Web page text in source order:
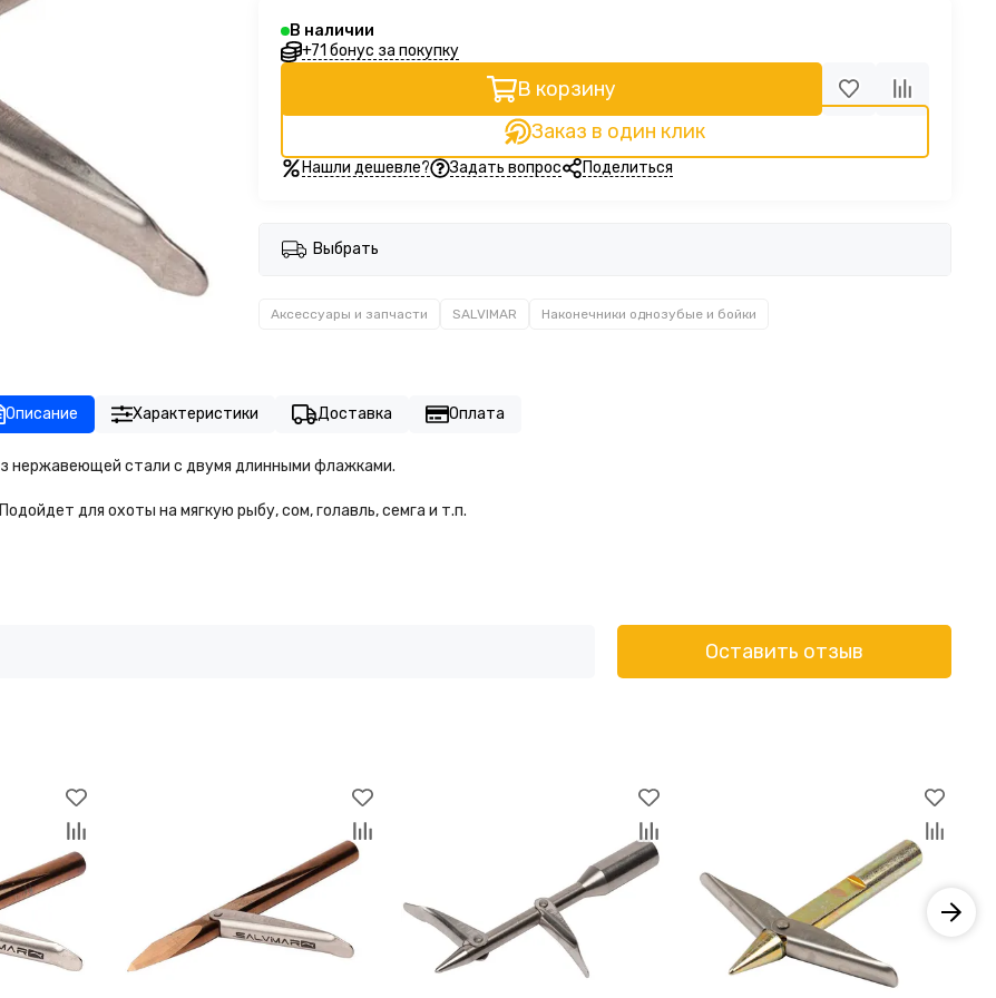
В наличии
+71 бонус за покупку
В корзину
Заказ в один клик
Нашли дешевле? Задать вопрос Поделиться
Выбрать
Аксессуары и запчасти SALVIMAR Наконечники однозубые и бойки
Описание Характеристики Доставка Оплата
нержавеющей стали с двумя длинными флажками.
для охоты на мягкую рыбу, сом, голавль, семга и т.п.
Оставить отзыв